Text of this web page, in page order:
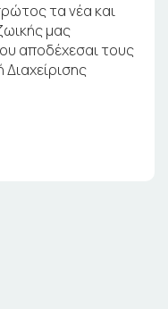
τα νέα και
μας
αποδέχεσαι τους